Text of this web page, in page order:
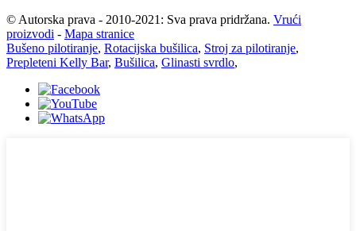
© Autorska prava - 2010-2021: Sva prava pridržana. Vrući
proizvodi - Mapa stranice
Bušeno pilotiranje, Rotacijska bušilica, Stroj za pilotiranje,
Prepleteni Kelly Bar, Bušilica, Glinasti svrdlo,